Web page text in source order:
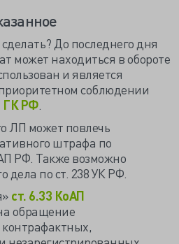
До последнего дня
может находиться в обороте
и является
соблюдении
ГК РФ.
ЛП может повлечь
штрафа по
РФ. Также возможно
дела пост. 238 УК РФ.
ст. 6.33 КоАП
обращение